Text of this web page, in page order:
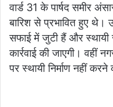
वार्ड 31 के पार्षद समीर
बारिश से प्रभावित हुए थे।
सफाई में जुटी हैं और स्थायी
कार्रवाई की जाएगी। वहीं
पर स्थायी निर्माण नहीं